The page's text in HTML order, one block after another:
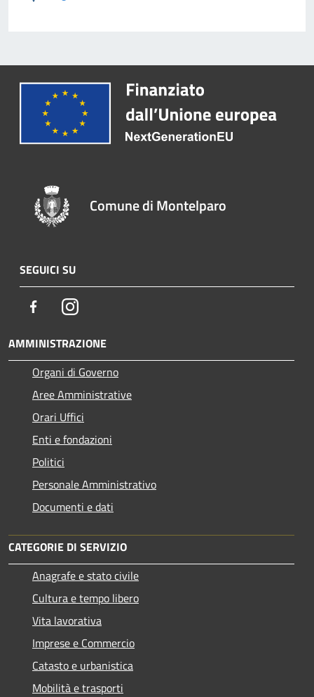
Comune di Montelparo
SEGUICI SU
FacebookInstagram
AMMINISTRAZIONE
Organi di Governo
Aree Amministrative
Orari Uffici
Enti e fondazioni
Politici
Personale Amministrativo
Documenti e dati
CATEGORIE DI SERVIZIO
Anagrafe e stato civile
Cultura e tempo libero
Vita lavorativa
Imprese e Commercio
Catasto e urbanistica
Mobilità e trasporti